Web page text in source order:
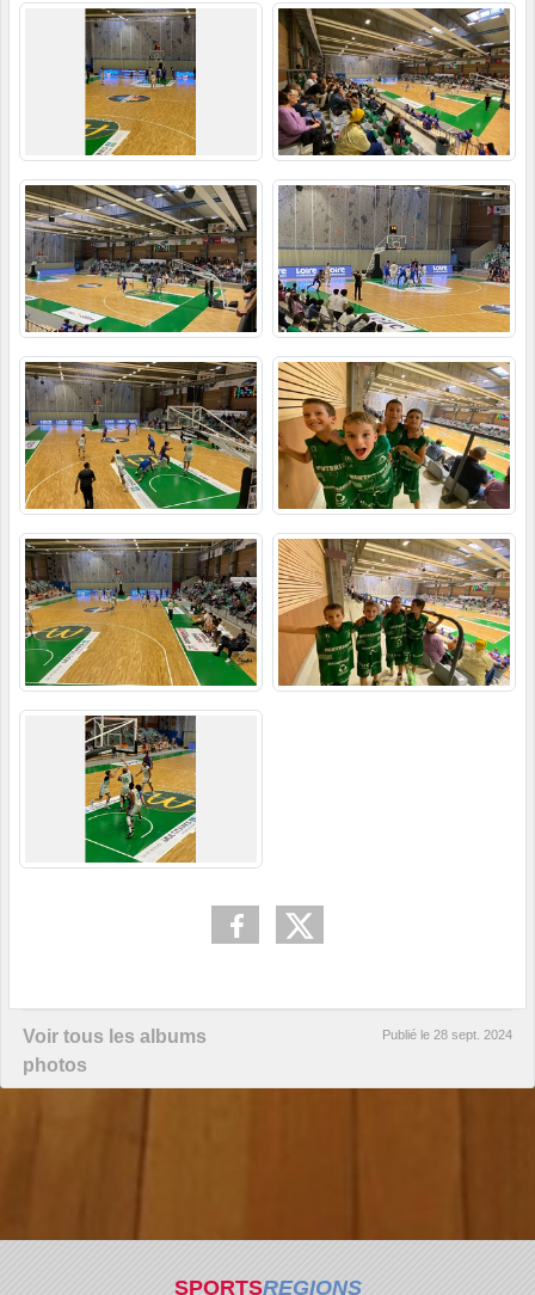
Voir tous les albums
photos
Publié le 28 sept. 2024
SPORTSREGIONS